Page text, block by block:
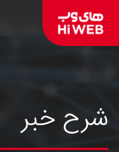
شرح خبر